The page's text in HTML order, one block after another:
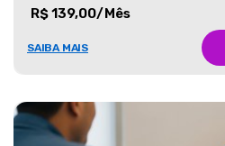
R$ 139,00/Mês
SAIBA MAIS